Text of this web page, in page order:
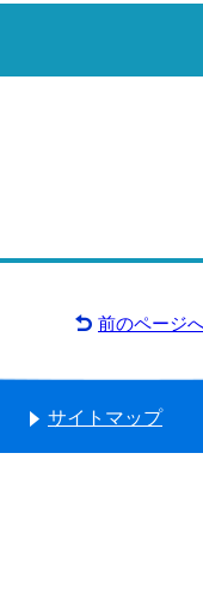
前のページ
サイトマップ